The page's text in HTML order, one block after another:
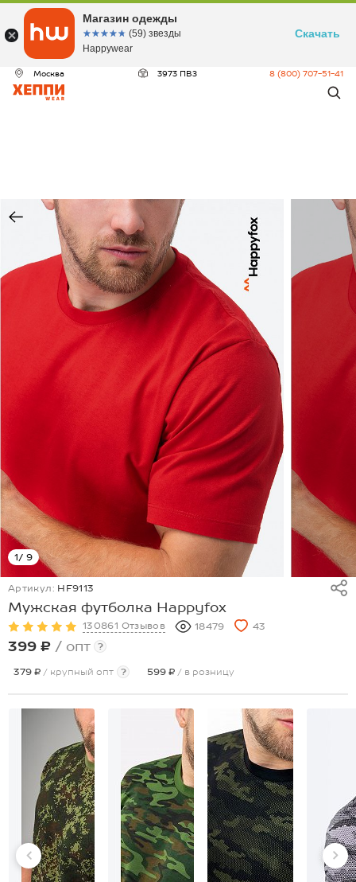
Москва 3973 ПВЗ 8 (800) 707-51-41
1/ 9
Артикул: HF9113
Мужская футболка Happyfox
130861 Отзывов 18479 43
399 ₽ / опт ?
379 ₽ / крупный опт ? 599 ₽ / в розницу
Магазин одежды
☆☆☆☆☆
★★★★★ (59) звезды
Happywear
Скачать